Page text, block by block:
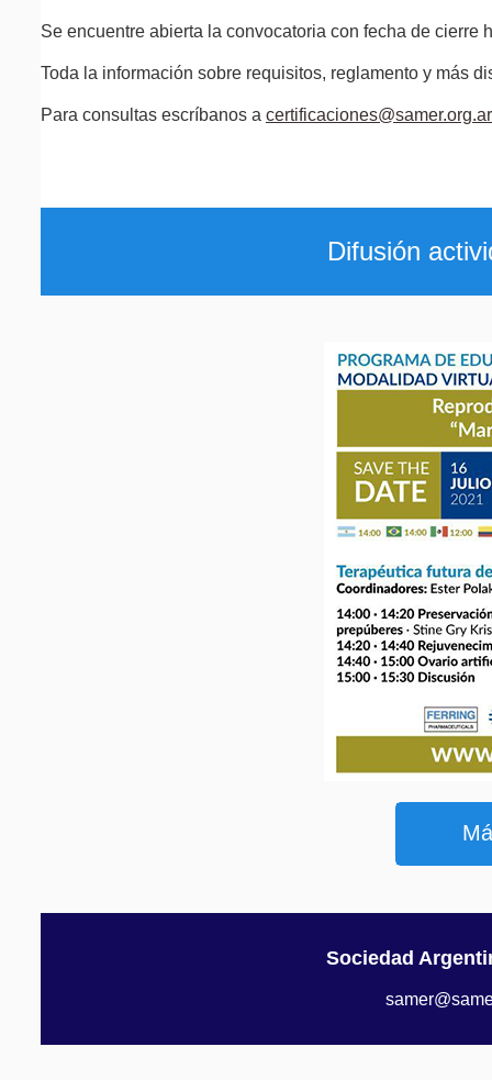
Se encuentre abierta la convocatoria con fecha de cierre
Toda la información sobre requisitos, reglamento y más
Para consultas escríbanos a certificaciones@samer.org.ar
Difusión
Sociedad